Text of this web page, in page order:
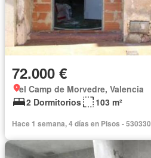
72.000 €
el Camp de Morvedre, Valencia
2 Dormitorios
103 m²
Hace 1 semana, 4 días en Pisos - 530330